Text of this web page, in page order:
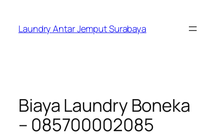
content
Laundry Antar Jemput Surabaya
Biaya Laundry Boneka
– 085700002085